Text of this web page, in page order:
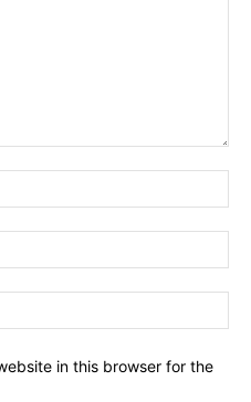
in this browser for the